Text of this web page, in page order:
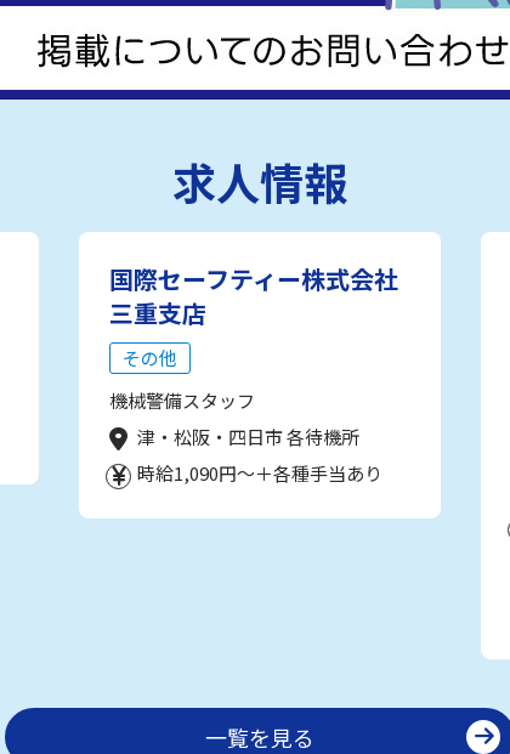
求人情報
国際セーフティー株式会社
三重支店
その他
機械警備スタッフ
津・松阪・四日市 各待機所
時給1,090円～＋各種手当あり
一覧を見る